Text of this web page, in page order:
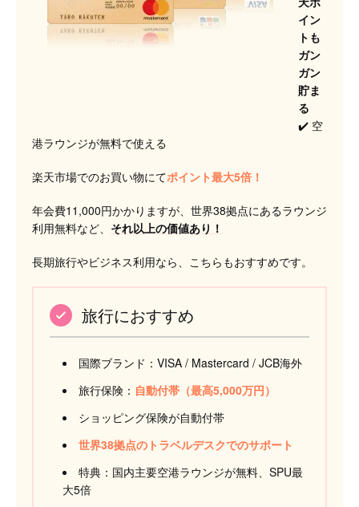
イン
トも
ガン
ガン
貯ま
る
✔️ 空
港ラウンジが無料で使える
楽天市場でのお買い物にてポイント最大5倍！
年会費11,000円かかりますが、世界38拠点にあるラウンジ
利用無料など、 それ以上の価値あり！
長期旅行やビジネス利用なら、こちらもおすすめです。
旅行におすすめ
国際ブランド：VISA / Mastercard / JCB海外
旅行保険： 自動付帯（最高5,000万円）
ショッピング保険が自動付帯
世界38拠点のトラベルデスクでのサポート
特典：国内主要空港ラウンジが無料、SPU最
大5倍